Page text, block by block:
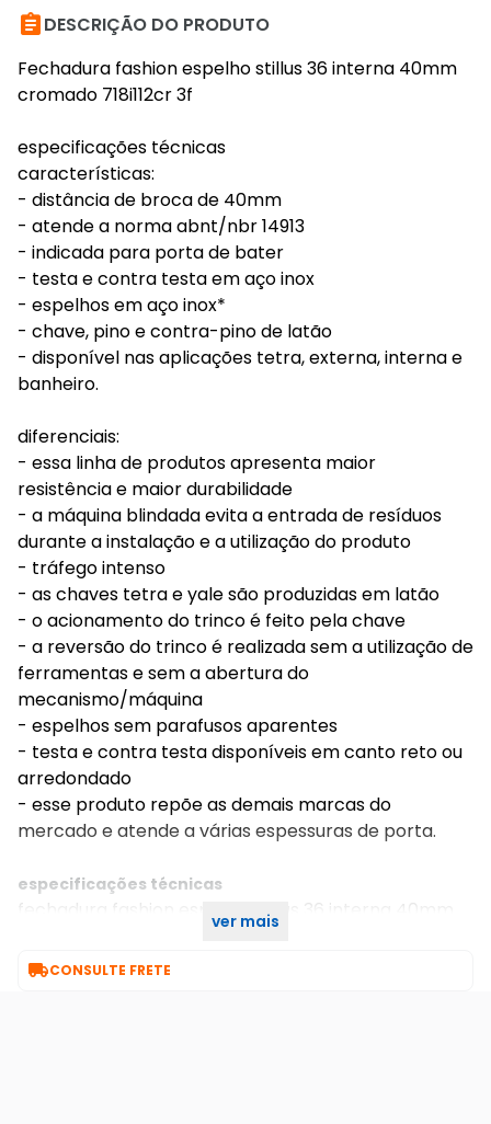
DESCRIÇÃO DO PRODUTO
Fechadura fashion espelho stillus 36 interna 40mm
cromado 718i112cr 3f
especificações técnicas
características:
- distância de broca de 40mm
- atende a norma abnt/nbr 14913
- indicada para porta de bater
- testa e contra testa em aço inox
- espelhos em aço inox*
- chave, pino e contra-pino de latão
- disponível nas aplicações tetra, externa, interna e
banheiro.
diferenciais:
- essa linha de produtos apresenta maior
resistência e maior durabilidade
- a máquina blindada evita a entrada de resíduos
durante a instalação e a utilização do produto
- tráfego intenso
- as chaves tetra e yale são produzidas em latão
- o acionamento do trinco é feito pela chave
- a reversão do trinco é realizada sem a utilização de
ferramentas e sem a abertura do
mecanismo/máquina
- espelhos sem parafusos aparentes
- testa e contra testa disponíveis em canto reto ou
arredondado
- esse produto repõe as demais marcas do
mercado e atende a várias espessuras de porta.
especificações técnicas
fechadura fashion espelho stillus 36 interna 40mm
ver mais
CONSULTE FRETE